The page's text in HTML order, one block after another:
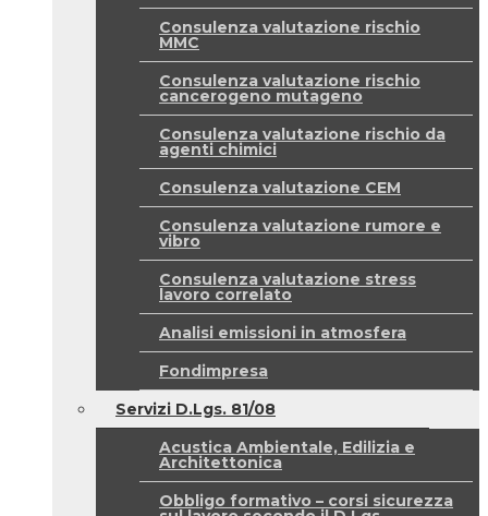
Consulenza valutazione rischio
MMC
Consulenza valutazione rischio
cancerogeno mutageno
Consulenza valutazione rischio da
agenti chimici
Consulenza valutazione CEM
Consulenza valutazione rumore e
vibro
Consulenza valutazione stress
lavoro correlato
Analisi emissioni in atmosfera
Fondimpresa
Servizi D.Lgs. 81/08
Acustica Ambientale, Edilizia e
Architettonica
Obbligo formativo – corsi sicurezza